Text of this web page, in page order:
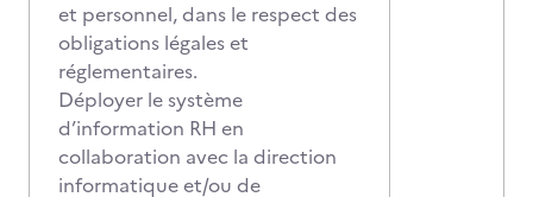
et personnel, dans le respect des
obligations légales et
réglementaires.
Déployer le système
d’information RH en
collaboration avec la direction
informatique et/ou de